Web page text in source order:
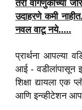
तरी वागणुकीच्या
उदाहरणे कमी
नवलवाटू नये.....
प्रार्थना आपल्या
आई - वडीलांपासून
शिक्षा द्यायला एक
आणि इन्व्हीटेशन